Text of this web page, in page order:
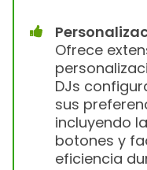
Ofrece
DJs
sus
incluyendo
botones y
eficiencia